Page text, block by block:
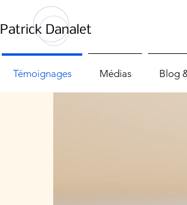
Patrick Danalet
Témoignages Médias Blog